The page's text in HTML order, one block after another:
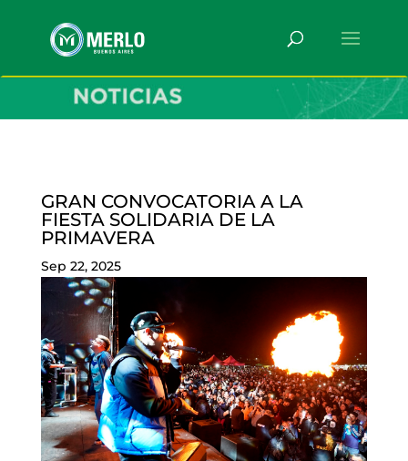
GRAN CONVOCATORIA A LA
FIESTA SOLIDARIA DE LA
PRIMAVERA
Sep 22, 2025